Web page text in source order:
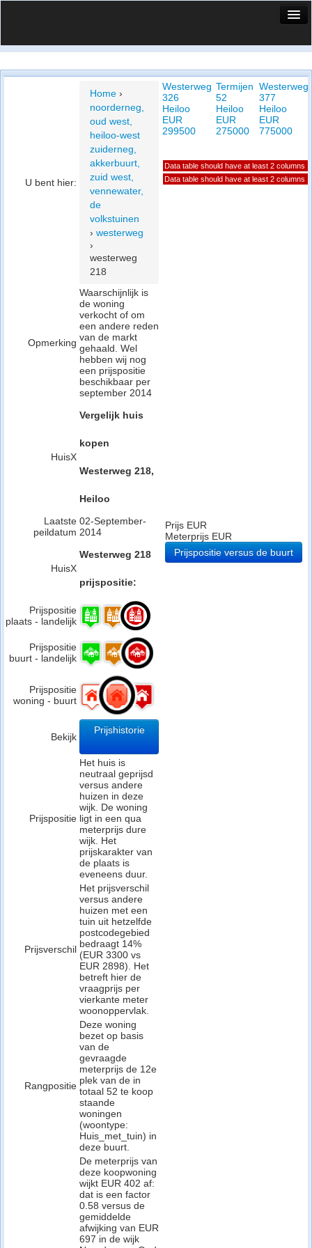
Vergelijk prijsposities - wijk
U bent hier:
Home ›
noorderneg,
oud west,
heiloo-west
zuiderneg,
akkerbuurt,
zuid west,
vennewater,
de
volkstuinen
› westerweg
›
westerweg
218
Opmerking
Waarschijnlijk is
de woning
verkocht of om
een andere reden
van de markt
gehaald. Wel
hebben wij nog
een prijspositie
beschikbaar per
september 2014
HuisX
Vergelijk huis
kopen
Westerweg 218,
Heiloo
Laatste
peildatum
02-September-
2014
HuisX
Westerweg 218
prijspositie:
Prijspositie
plaats - landelijk
Prijspositie
buurt - landelijk
Prijspositie
woning - buurt
Bekijk
Prijshistorie
Prijspositie
Het huis is
neutraal geprijsd
versus andere
huizen in deze
wijk. De woning
ligt in een qua
meterprijs dure
wijk. Het
prijskarakter van
de plaats is
eveneens duur.
Prijsverschil
Het prijsverschil
versus andere
huizen met een
tuin uit hetzelfde
postcodegebied
bedraagt 14%
(EUR 3300 vs
EUR 2898). Het
betreft hier de
vraagprijs per
vierkante meter
woonoppervlak.
Rangpositie
Deze woning
bezet op basis
van de
gevraagde
meterprijs de 12e
plek van de in
totaal 52 te koop
staande
woningen
(woontype:
Huis_met_tuin) in
deze buurt.
De meterprijs van
deze koopwoning
wijkt EUR 402 af:
dat is een factor
0.58 versus de
gemiddelde
afwijking van EUR
697 in de wijk
Westerweg
326
Heiloo
EUR
299500
Termijen
52
Heiloo
EUR
275000
Westerweg
377
Heiloo
EUR
775000
Data table should have at least 2 columns
Data table should have at least 2 columns
Prijs EUR
Meterprijs EUR
Prijspositie versus de buurt